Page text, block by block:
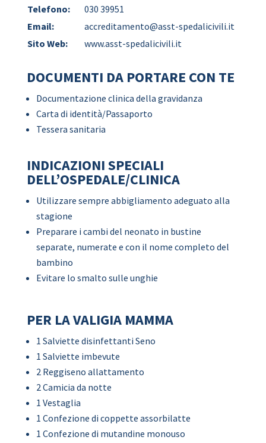
Telefono:
030 39951
Email:
accreditamento@asst-spedalicivili.it
Sito Web:
www.asst-spedalicivili.it
DOCUMENTI DA PORTARE CON TE
Documentazione clinica della gravidanza
Carta di identità/Passaporto
Tessera sanitaria
INDICAZIONI SPECIALI
DELL’OSPEDALE/CLINICA
Utilizzare sempre abbigliamento adeguato alla
stagione
Preparare i cambi del neonato in bustine
separate, numerate e con il nome completo del
bambino
Evitare lo smalto sulle unghie
PER LA VALIGIA MAMMA
1 Salviette disinfettanti Seno
1 Salviette imbevute
2 Reggiseno allattamento
2 Camicia da notte
1 Vestaglia
1 Confezione di coppette assorbilatte
1 Confezione di mutandine monouso